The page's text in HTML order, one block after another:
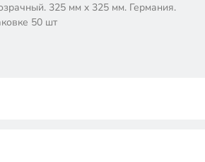
325 мм x 325 мм. Германия.
50 шт